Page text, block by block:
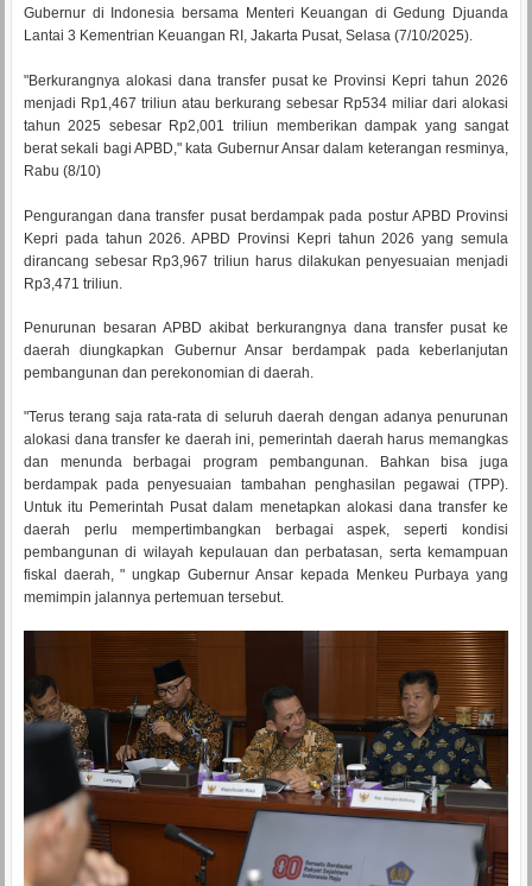
Gubernur di Indonesia bersama Menteri Keuangan di Gedung Djuanda
Lantai 3 Kementrian Keuangan RI, Jakarta Pusat, Selasa (7/10/2025).
"Berkurangnya alokasi dana transfer pusat ke Provinsi Kepri tahun 2026
menjadi Rp1,467 triliun atau berkurang sebesar Rp534 miliar dari alokasi
tahun 2025 sebesar Rp2,001 triliun memberikan dampak yang sangat
berat sekali bagi APBD," kata Gubernur Ansar dalam keterangan resminya,
Rabu (8/10)
Pengurangan dana transfer pusat berdampak pada postur APBD Provinsi
Kepri pada tahun 2026. APBD Provinsi Kepri tahun 2026 yang semula
dirancang sebesar Rp3,967 triliun harus dilakukan penyesuaian menjadi
Rp3,471 triliun.
Penurunan besaran APBD akibat berkurangnya dana transfer pusat ke
daerah diungkapkan Gubernur Ansar berdampak pada keberlanjutan
pembangunan dan perekonomian di daerah.
"Terus terang saja rata-rata di seluruh daerah dengan adanya penurunan
alokasi dana transfer ke daerah ini, pemerintah daerah harus memangkas
dan menunda berbagai program pembangunan. Bahkan bisa juga
berdampak pada penyesuaian tambahan penghasilan pegawai (TPP).
Untuk itu Pemerintah Pusat dalam menetapkan alokasi dana transfer ke
daerah perlu mempertimbangkan berbagai aspek, seperti kondisi
pembangunan di wilayah kepulauan dan perbatasan, serta kemampuan
fiskal daerah, " ungkap Gubernur Ansar kepada Menkeu Purbaya yang
memimpin jalannya pertemuan tersebut.